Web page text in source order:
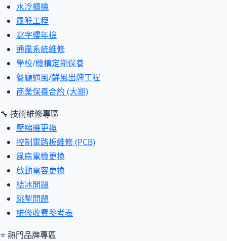
水冷櫃機
風喉工程
寫字樓年檢
通風系統維修
學校/機構定期保養
餐廳通風/鮮風出牌工程
商業保養合約 (大期)
🔧 技術維修專區
壓縮機更換
控制電路板維修 (PCB)
風扇電機更換
啟動電容更換
結冰問題
跳掣問題
維修收費參考表
⭐ 熱門品牌專區